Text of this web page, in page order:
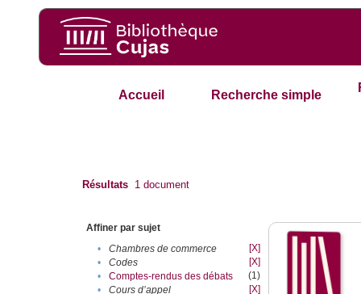
Accueil Recherche simple
Résultats 1 document
Affiner par sujet
•
Chambres de commerce
[X]
•
Codes
[X]
•
Comptes-rendus des débats
(1)
•
Cours d’appel
[X]